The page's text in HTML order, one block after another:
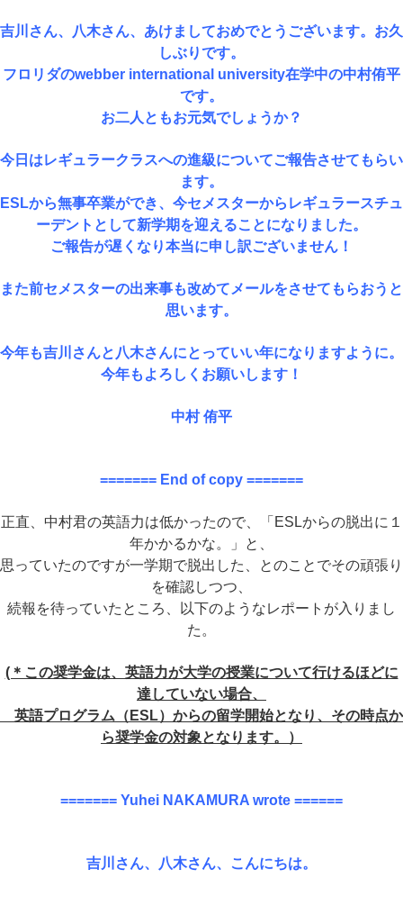
吉川さん、八木さん、あけましておめでとうございます。お久
しぶりです。
フロリダのwebber international university在学中の中村侑平
です。
お二人ともお元気でしょうか？
今日はレギュラークラスへの進級についてご報告させてもらい
ます。
ESLから無事卒業ができ、今セメスターからレギュラースチュ
ーデントとして新学期を迎えることになりました。
ご報告が遅くなり本当に申し訳ございません！
また前セメスターの出来事も改めてメールをさせてもらおうと
思います。
今年も吉川さんと八木さんにとっていい年になりますように。
今年もよろしくお願いします！
中村 侑平
======= End of copy =======
正直、中村君の英語力は低かったので、「ESLからの脱出に１
年かかるかな。」と、
思っていたのですが一学期で脱出した、とのことでその頑張り
を確認しつつ、
続報を待っていたところ、
以下のようなレポートが入りまし
た。
(＊この奨学金は、英語力が大学の授業について行けるほどに
達していない場合、
英語プログラム（ESL）からの留学開始となり、その時点か
ら奨学金の対象となります。）
======= Yuhei NAKAMURA wrote ======
吉川さん、八木さん、こんにちは。